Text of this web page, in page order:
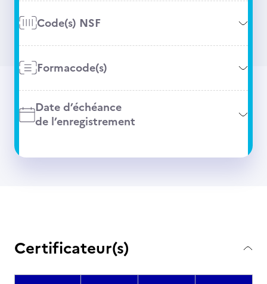
Code(s) NSF
Formacode(s)
Date d’échéance
de l’enregistrement
Certificateur(s)